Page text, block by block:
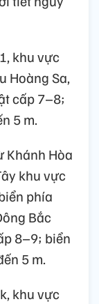
khu vực
Hoàng Sa,
cấp 7–8;
5 m.
Khánh Hòa
khu vực
phía
Bắc
8–9; biển
5 m.
khu vực